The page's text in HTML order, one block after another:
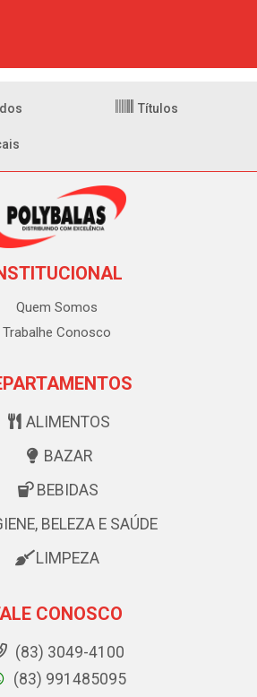
Títulos
Quem Somos
Trabalhe Conosco
ALIMENTOS
BAZAR
BEBIDAS
BELEZA E SAÚDE
LIMPEZA
CONOSCO
(83) 3049-4100
(83) 991485095